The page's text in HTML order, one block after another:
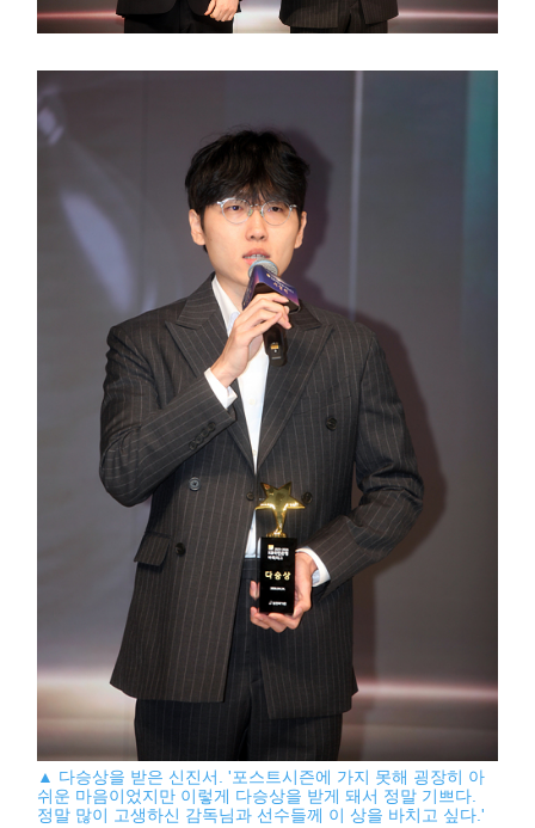
▲ 다승상을 받은 신진서. '포스트시즌에 가지 못해 굉장히 아
쉬운 마음이었지만 이렇게 다승상을 받게 돼서 정말 기쁘다.
정말 많이 고생하신 감독님과 선수들께 이 상을 바치고 싶다.'